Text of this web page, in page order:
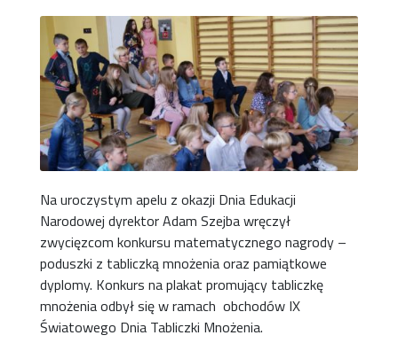
Na uroczystym apelu z okazji Dnia Edukacji
Narodowej dyrektor Adam Szejba wręczył
zwycięzcom konkursu matematycznego nagrody –
poduszki z tabliczką mnożenia oraz pamiątkowe
dyplomy. Konkurs na plakat promujący tabliczkę
mnożenia odbył się w ramach obchodów IX
Światowego Dnia Tabliczki Mnożenia.